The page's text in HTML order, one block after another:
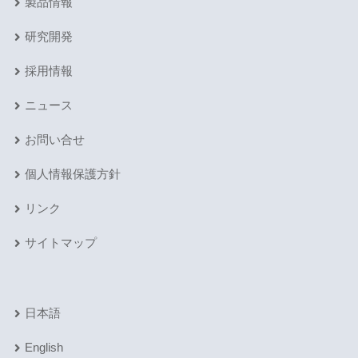
製品情報
研究開発
採用情報
ニュース
お問い合せ
個人情報保護方針
リンク
サイトマップ
日本語
English